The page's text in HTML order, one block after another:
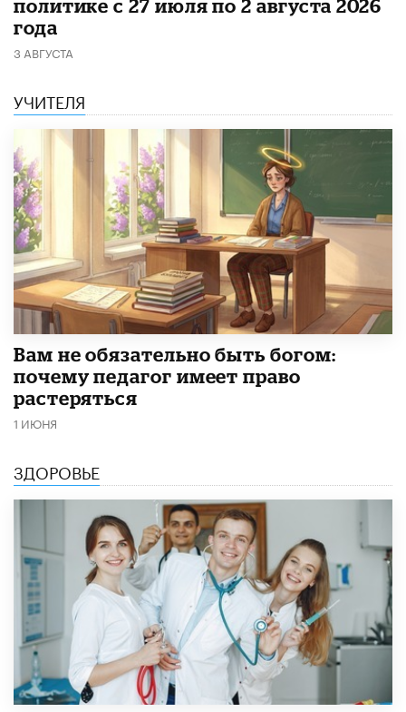
политике с 27 июля по 2 августа 2026
года
3 АВГУСТА
УЧИТЕЛЯ
​Вам не обязательно быть богом:
почему педагог имеет право
растеряться
1 ИЮНЯ
ЗДОРОВЬЕ